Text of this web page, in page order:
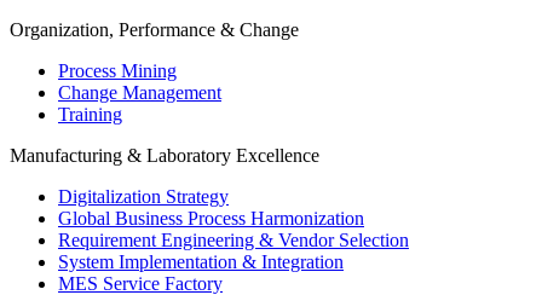
Organization, Performance & Change
Process Mining
Change Management
Training
Manufacturing & Laboratory Excellence
Digitalization Strategy
Global Business Process Harmonization
Requirement Engineering & Vendor Selection
System Implementation & Integration
MES Service Factory